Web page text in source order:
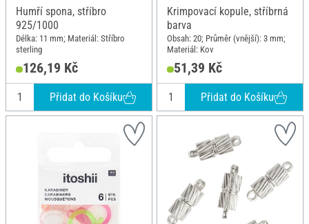
Humří spona, stříbro
925/1000
Délka: 11 mm; Materiál: Stříbro
sterling
126,19 Kč
Přidat do Košíku
Krimpovací kopule, stříbrná
barva
Obsah: 20; Průměr (vnější): 3 mm;
Materiál: Kov
51,39 Kč
Přidat do Košíku